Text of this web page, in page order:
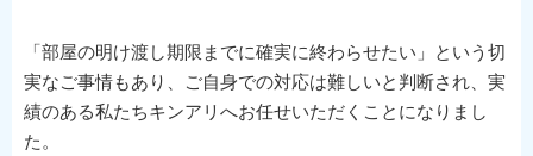
「部屋の明け渡し期限までに確実に終わらせたい」という切
実なご事情もあり、ご自身での対応は難しいと判断され、実
績のある私たちキンアリへお任せいただくことになりまし
た。